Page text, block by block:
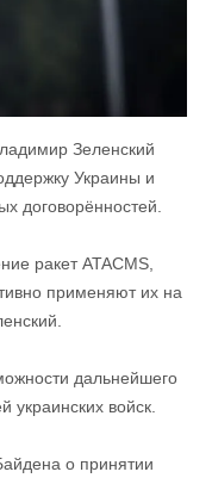
Зеленский
Украины и
договорённостей.
ракет ATACMS,
применяют их на
дальнейшего
украинских войск.
о принятии